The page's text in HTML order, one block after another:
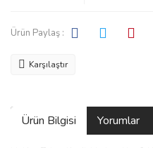
Ürün Paylaş :
Karşılaştır
Ürün Bilgisi Yorumlar